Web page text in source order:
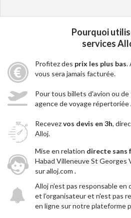
Pourquoi
services
Profitez des prix les plus bas.
vous sera jamais facturée.
Pour tous billets d'avion ou
agence de voyage
Recevezvos devis en 3h,
Alloj.
Mise en relation directe sans
Habad Villeneuve St Georges
sur alloj.com .
Alloj n'est pas responsable en
et l’organisateur et n'est pas
en ligne sur notre plateforme